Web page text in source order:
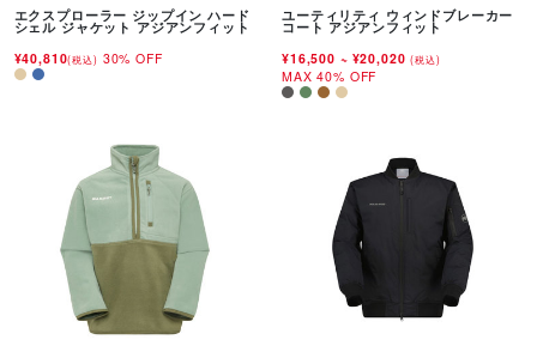
エクスプローラー ジップイン ハード
シェル ジャケット アジアンフィット
¥40,810(税込) 30% OFF
ユーティリティ ウィンドブレーカー
コート アジアンフィット
¥16,500 ~ ¥20,020(税込)
MAX 40% OFF